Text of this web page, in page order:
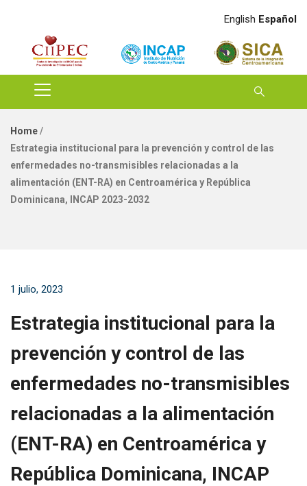
Home/
Estrategia institucional para la prevención y control de las
enfermedades no-transmisibles relacionadas a la
alimentación (ENT-RA) en Centroamérica y República
Dominicana, INCAP 2023-2032
1 julio, 2023
Estrategia institucional para la
prevención y control de las
enfermedades no-transmisibles
relacionadas a la alimentación
(ENT-RA) en Centroamérica y
República Dominicana, INCAP
English Español